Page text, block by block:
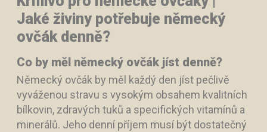
Jaké živiny potřebuje německý
ovčák denně?
Co by měl německý ovčák jíst denně?
Německý ovčák by měl každý den jíst pečlivě
vyváženou stravu s vysokým obsahem kvalitních
bílkovin, zdravých tuků a specifických vitamínů a
minerálů. Jeho denní příjem musí být dostatečný